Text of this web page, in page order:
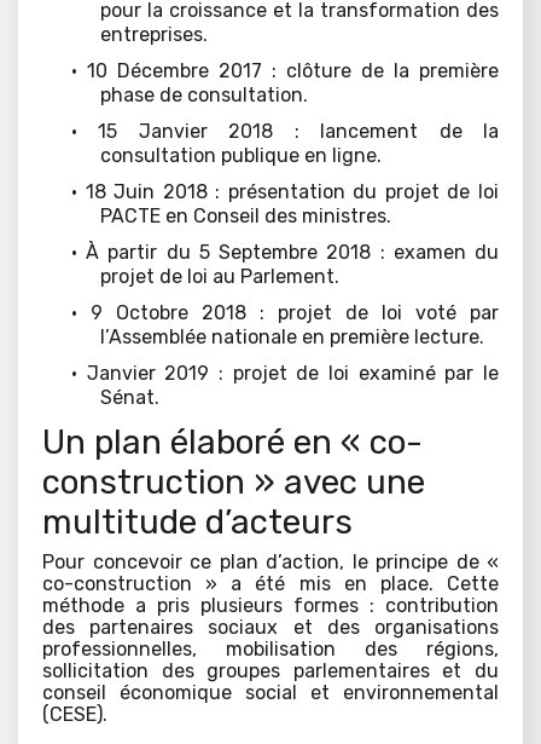
pour la croissance et la transformation des
entreprises.
· 10 Décembre 2017 : clôture de la première
phase de consultation.
· 15 Janvier 2018 : lancement de la
consultation publique en ligne.
· 18 Juin 2018 : présentation du projet de loi
PACTE en Conseil des ministres.
· À partir du 5 Septembre 2018 : examen du
projet de loi au Parlement.
· 9 Octobre 2018 : projet de loi voté par
l’Assemblée nationale en première lecture.
· Janvier 2019 : projet de loi examiné par le
Sénat.
Un plan élaboré en « co-
construction » avec une
multitude d’acteurs
Pour concevoir ce plan d’action, le principe de «
co-construction » a été mis en place. Cette
méthode a pris plusieurs formes : contribution
des partenaires sociaux et des organisations
professionnelles, mobilisation des régions,
sollicitation des groupes parlementaires et du
conseil économique social et environnemental
(CESE).